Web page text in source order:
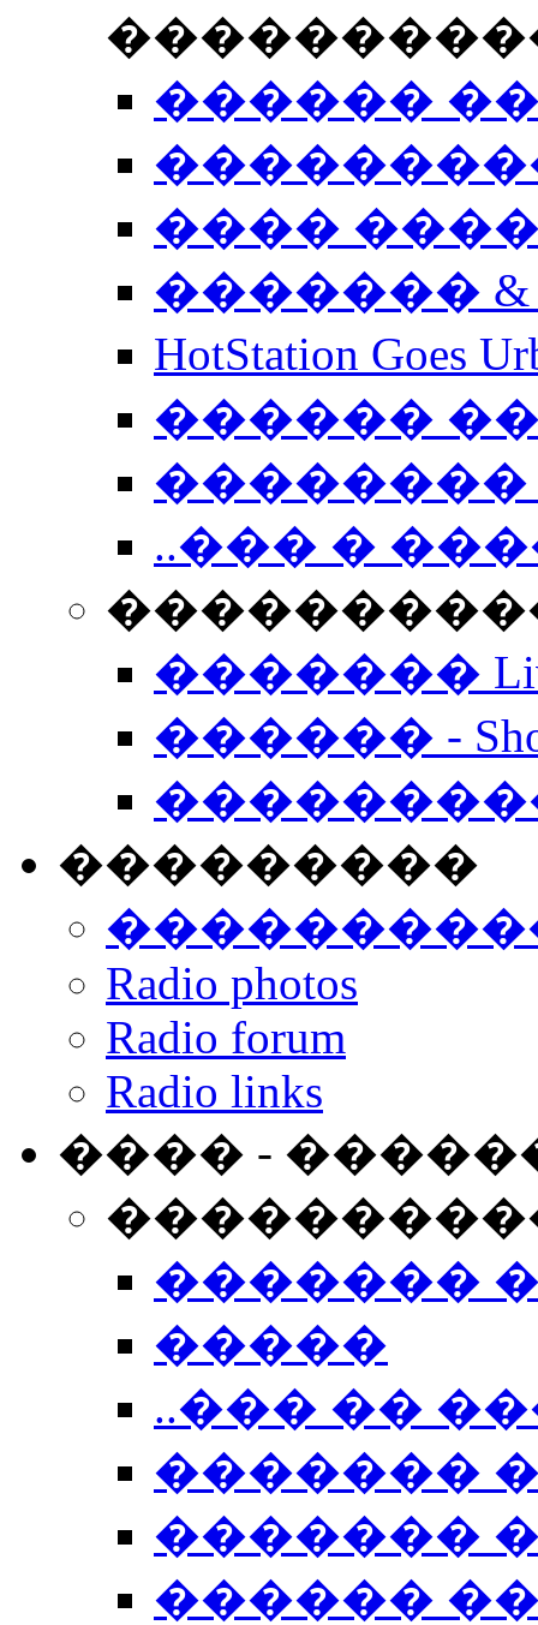
������
����
�������
HotStation
������
��������
..��� �
����������
�������
������ -
���������
Radio photos
Radio forum
Radio links
���� -
�������
�����
..��� ��
�������
�������
������